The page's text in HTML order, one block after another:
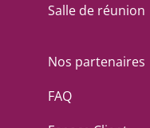
Salle de réunion
Nos partenaires
FAQ